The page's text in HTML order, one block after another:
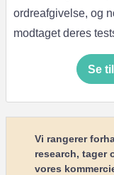
ordreafgivelse, og
modtaget deres
Se
Vi rangerer
research, tager
vores